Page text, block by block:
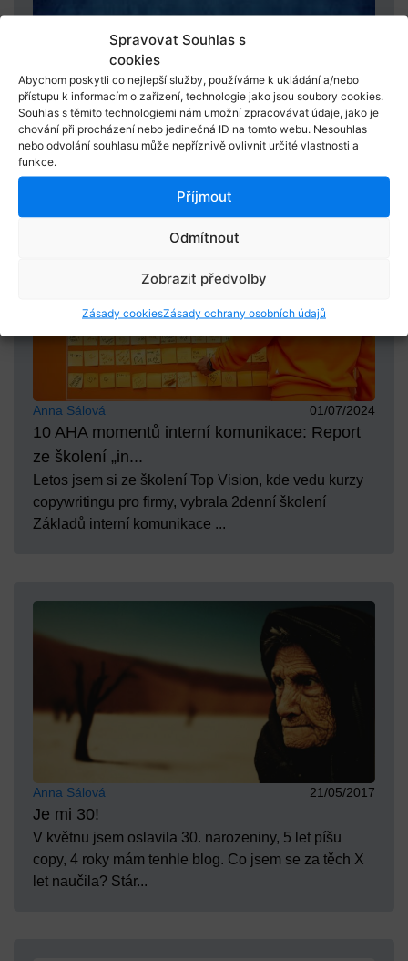
Spravovat Souhlas s
cookies
Abychom poskytli co nejlepší služby, používáme k ukládání a/nebo
přístupu k informacím o zařízení, technologie jako jsou soubory cookies.
Souhlas s těmito technologiemi nám umožní zpracovávat údaje, jako je
chování při procházení nebo jedinečná ID na tomto webu. Nesouhlas
nebo odvolání souhlasu může nepříznivě ovlivnit určité vlastnosti a
funkce.
Příjmout
Odmítnout
Zobrazit předvolby
Zásady cookiesZásady ochrany osobních údajů
Anna Sálová 22/02/2022
Stojím za Ukrajinou
Anna Sálová 01/07/2024
10 AHA momentů interní komunikace: Report
ze školení „in...
Letos jsem si ze školení Top Vision, kde vedu kurzy
copywritingu pro firmy, vybrala 2denní školení
Základů interní komunikace ...
Anna Sálová 21/05/2017
Je mi 30!
V květnu jsem oslavila 30. narozeniny, 5 let píšu
copy, 4 roky mám tenhle blog. Co jsem se za těch X
let naučila? Stár...